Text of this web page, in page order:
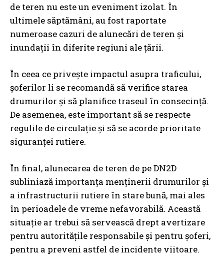
de teren nu este un eveniment izolat. În
ultimele săptămâni, au fost raportate
numeroase cazuri de alunecări de teren și
inundații în diferite regiuni ale țării.
În ceea ce privește impactul asupra traficului,
șoferilor li se recomandă să verifice starea
drumurilor și să planifice traseul în consecință.
De asemenea, este important să se respecte
regulile de circulație și să se acorde prioritate
siguranței rutiere.
În final, alunecarea de teren de pe DN2D
subliniază importanța menținerii drumurilor și
a infrastructurii rutiere în stare bună, mai ales
în perioadele de vreme nefavorabilă. Această
situație ar trebui să servească drept avertizare
pentru autoritățile responsabile și pentru șoferi,
pentru a preveni astfel de incidente viitoare.